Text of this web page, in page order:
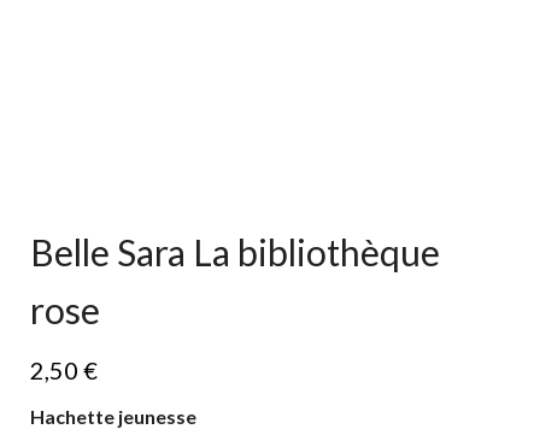
Belle Sara La bibliothèque
rose
2,50 €
Hachette jeunesse